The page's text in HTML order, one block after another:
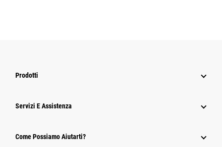
Prodotti
Servizi E Assistenza
Come Possiamo Aiutarti?